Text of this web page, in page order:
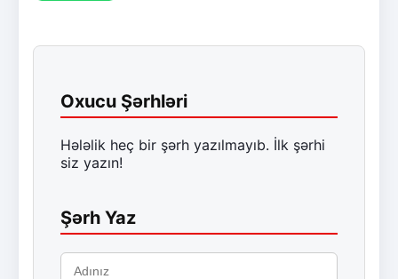
Oxucu Şərhləri
Hələlik heç bir şərh yazılmayıb. İlk şərhi
siz yazın!
Şərh Yaz